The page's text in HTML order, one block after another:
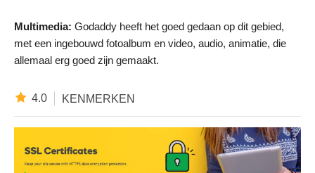
Multimedia: Godaddy heeft het goed gedaan op dit gebied,
met een ingebouwd fotoalbum en video, audio, animatie, die
allemaal erg goed zijn gemaakt.
4.0 KENMERKEN